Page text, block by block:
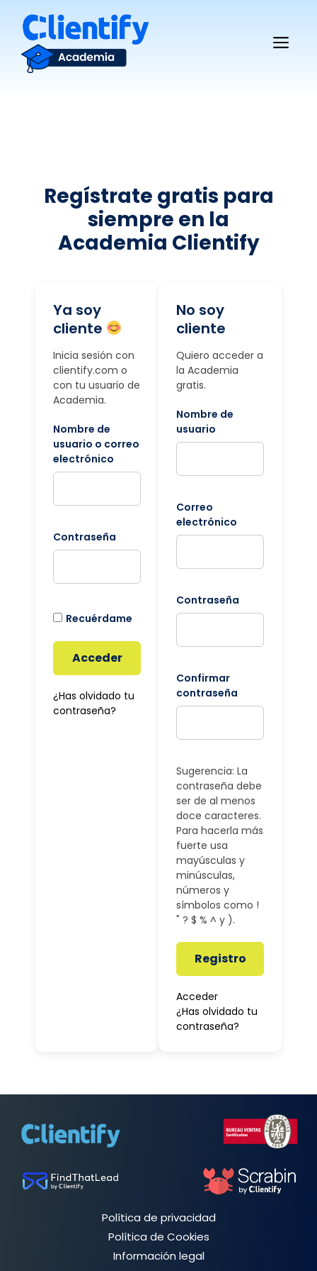
contenido
Regístrate gratis para
siempre en la
Academia Clientify
Ya soy
cliente
Inicia sesión con
clientify.com o
con tu usuario de
Academia.
Nombre de
usuario o correo
electrónico
Contraseña
Recuérdame
Acceder
¿Has olvidado tu
contraseña?
No soy
cliente
Quiero acceder a
la Academia
gratis.
Nombre de
usuario
Correo
electrónico
Contraseña
Confirmar
contraseña
Sugerencia: La
contraseña debe
ser de al menos
doce caracteres.
Para hacerla más
fuerte usa
mayúsculas y
minúsculas,
números y
símbolos como !
" ? $ % ^ y ).
Registro
Acceder
¿Has olvidado tu
contraseña?
Política de privacidad
Política de Cookies
Información legal